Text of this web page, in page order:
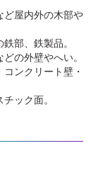
ど屋内外の木部や
部、鉄製品。
の外壁やへい。
ンクリート壁・
ック面。